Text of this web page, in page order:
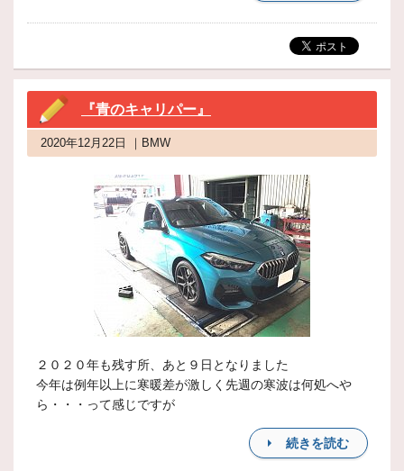
『青のキャリパー』
2020年12月22日 ｜BMW
２０２０年も残す所、あと９日となりました
今年は例年以上に寒暖差が激しく先週の寒波は何処へや
ら・・・って感じですが
続きを読む